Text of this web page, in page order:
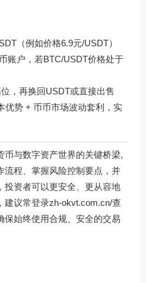
（例如价格6.9元/USDT）
账户，若BTC/USDT价格处于
，再换回USDT或直接出售
优势 + 币币市场波动套利，实
币与数字资产世界的关键桥梁,
流程、掌握风险控制要点，并
投资者可以更安全、更从容地
建议常登录zh-okvt.com.cn/查
保始终使用合规、安全的交易